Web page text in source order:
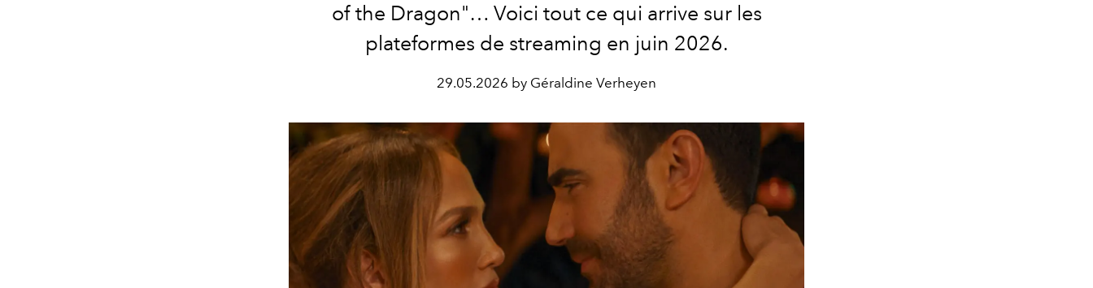
of the Dragon"… Voici tout ce qui arrive sur les
plateformes de streaming en juin 2026.
29.05.2026 by Géraldine Verheyen